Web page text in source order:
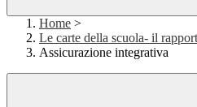
Home >
Le carte della scuola- il
Assicurazione integrativa